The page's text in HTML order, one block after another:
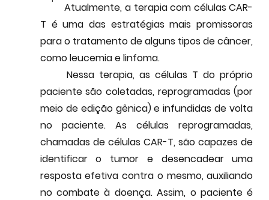
	Atualmente, a terapia com células CAR-
T é uma das estratégias mais promissoras
para o tratamento de alguns tipos de câncer,
como leucemia e linfoma.
paciente são coletadas, reprogramadas (por
meio de edição gênica) e infundidas de volta
no paciente. As células reprogramadas,
chamadas de células CAR-T, são capazes de
identificar o tumor e desencadear uma
resposta efetiva contra o mesmo, auxiliando
no combate à doença. Assim, o paciente é